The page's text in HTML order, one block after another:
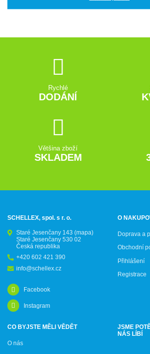
Rychlé
DODÁNÍ
Většina zboží
SKLADEM
SCHELLEX, spol. s r. o.
Staré Jesenčany 143 (mapa)
Staré Jesenčany 530 02
Česká republika
+420 602 421 390
info@schellex.cz
Facebook
Instagram
O
Doprava a
Obchodní
Přihlášení
Registrace
CO BYJSTE MĚLI VĚDĚT
O nás
JSME
NÁS LÍBÍ